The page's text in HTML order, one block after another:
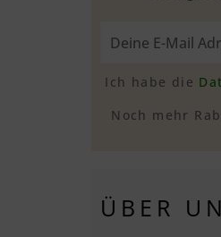
Ich habe die
Noch mehr
ÜBER